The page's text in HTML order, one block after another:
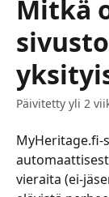
Mitkä
Päivitetty yli 2
vieraita (ei-